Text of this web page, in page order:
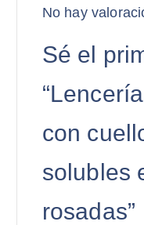
No hay
Sé el
con
solubles
rosadas”